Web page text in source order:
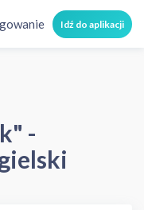
Idź do aplikacji
-